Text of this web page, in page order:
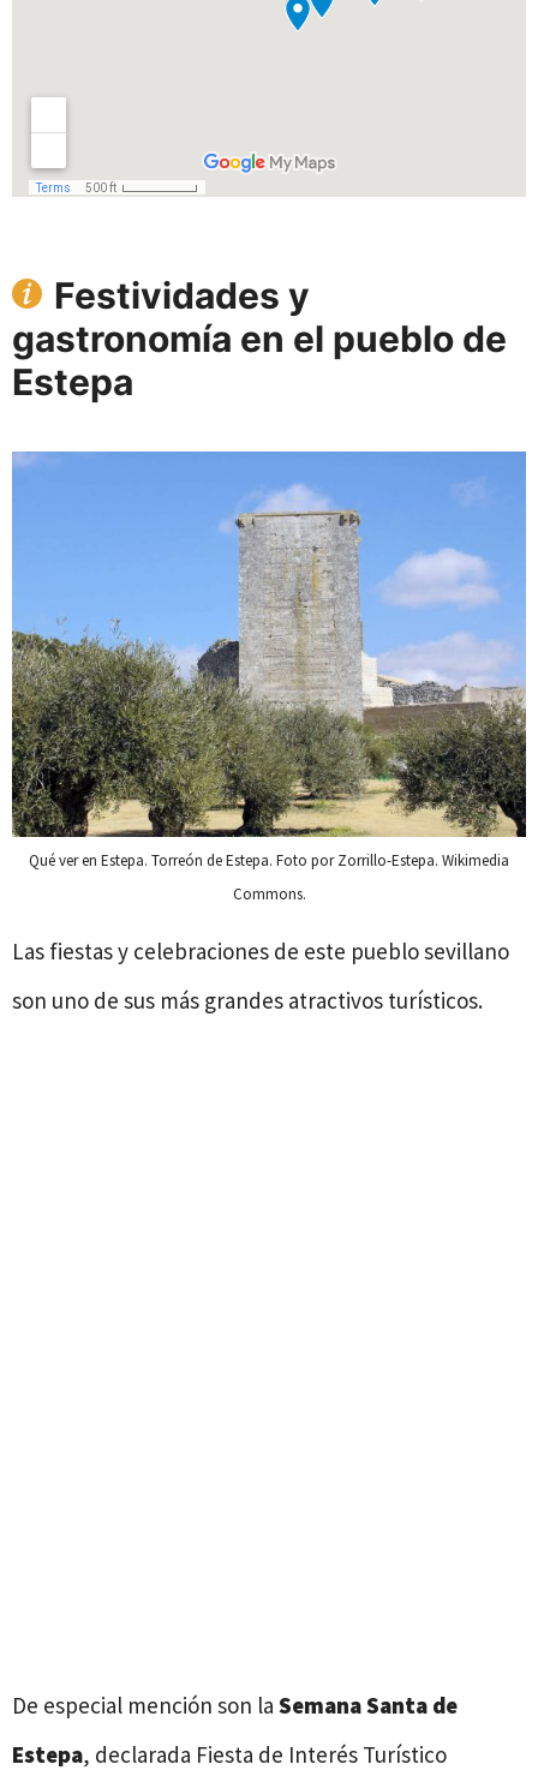
Festividades y
gastronomía en el pueblo de
Estepa
Qué ver en Estepa. Torreón de Estepa. Foto por Zorrillo-Estepa. Wikimedia
Commons.
Las fiestas y celebraciones de este pueblo sevillano
son uno de sus más grandes atractivos turísticos.
De especial mención son la Semana Santa de
Estepa, declarada Fiesta de Interés Turístico